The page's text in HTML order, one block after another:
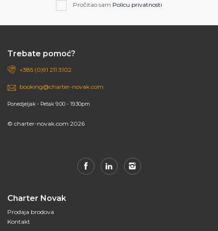
Pročitao sam Policu privatnosti
Trebate pomoć?
+385 (0)91 211 3102
booking@charter-novak.com
Ponedjeljak - Petak 9.00 - 19.30pm
© charter-novak.com 2026
Charter Novak
Prodaja brodova
Kontakt